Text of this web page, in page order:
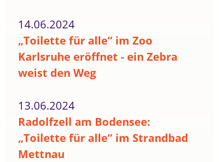
14.06.2024
„Toilette für alle“ im Zoo
Karlsruhe eröffnet - ein Zebra
weist den Weg
13.06.2024
Radolfzell am Bodensee:
„Toilette für alle“ im Strandbad
Mettnau